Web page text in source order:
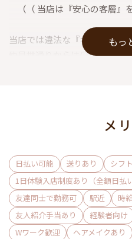
（（ 当店は『安心の客層』
当店では違法な『キャッチ行
仲見世通りからは少し離れた
（（ その期待に応えます♪
もはやキレイな高級内装はお
したね。
有名デザイナーが手掛ける日
店内は
『質』にこだわりました。
もっ
メ
日払い可能 送りあり シフ
1日体験入店制度あり（全額日払い
友達同士で勤務可
駅近 時
友人紹介手当あり
経験者向け
Wワーク歓迎
ヘアメイクあり